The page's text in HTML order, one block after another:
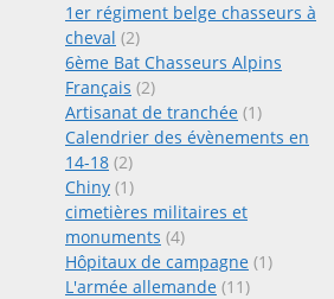
1er régiment belge chasseurs à
cheval (2)
6ème Bat Chasseurs Alpins
Français (2)
Artisanat de tranchée (1)
Calendrier des évènements en
14-18 (2)
Chiny (1)
cimetières militaires et
monuments (4)
Hôpitaux de campagne (1)
L'armée allemande (11)